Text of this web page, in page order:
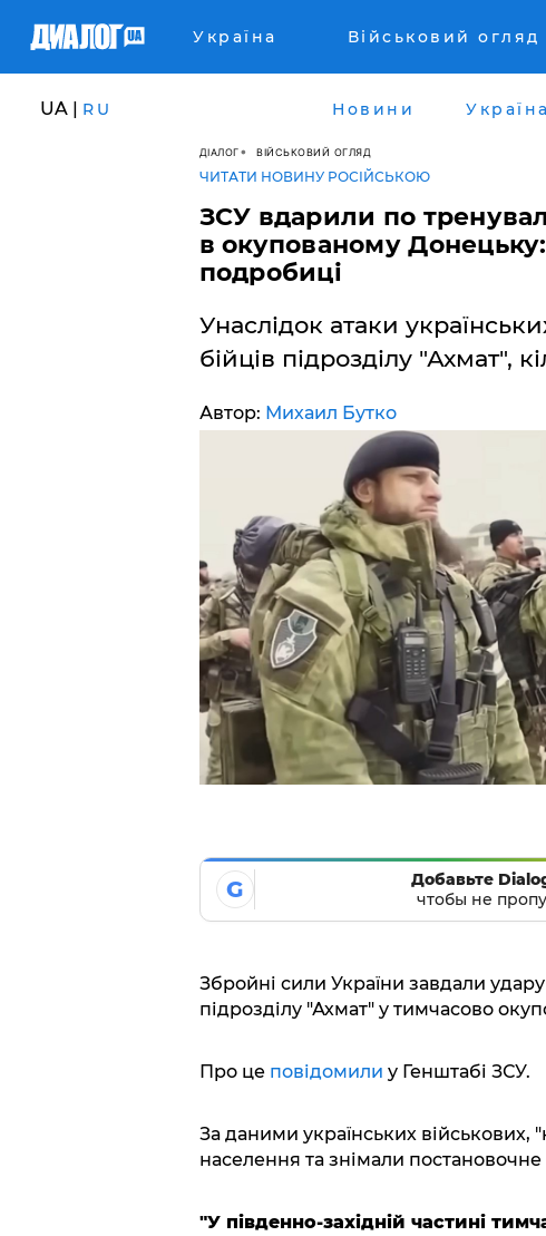
Україна Військовий огляд
UA | RU Новини Україна
ДІАЛОГ ВІЙСЬКОВИЙ ОГЛЯД
ЧИТАТИ НОВИНУ РОСІЙСЬКОЮ
ЗСУ вдарили по
в окупованому
подробиці
Унаслідок атаки
бійців підрозділу "Ахмат",
Автор: Михаил Бутко
G
Добавьте
чтобы не
Збройні сили України завдали
підрозділу "Ахмат" у тимчасово
Про це повідомили у Генштабі ЗСУ.
За даними українських військових,
населення та знімали постановочне
"У південно-західній частині